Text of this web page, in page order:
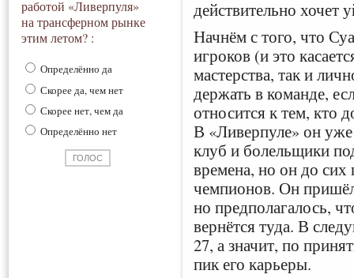
работой «Ливерпуля»
на трансферном рынке
этим летом? :
Определённо да
Скорее да, чем нет
Скорее нет, чем да
Определённо нет
действительно хочет
Начнём с того, что
игроков (и это
мастерства, так и
держать в команде,
относится к тем, кто
В «Ливерпуле» он уже
клуб и болельщики
времена, но он до сих
чемпионов. Он
но предполагалось,
вернётся туда. В
27, а значит, по
пик его карьеры.